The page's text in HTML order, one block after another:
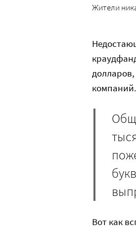
Жители
компаний.
Вот как